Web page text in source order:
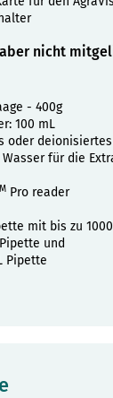
nicht
- 400g
100 mL
oder
für die
Pro reader
mit bis zu
und
Pipette